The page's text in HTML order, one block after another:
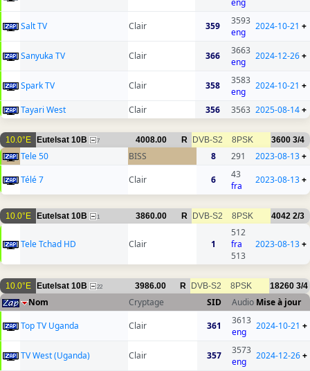
Salt TV Clair 359
3593
eng
2024-10-21 +
Sanyuka TV Clair 366
3663
eng
2024-12-26+
Spark TV Clair 358
3583
eng
2024-10-21 +
Tayari West Clair 356 3563 2025-08-14+
10.0°E Eutelsat 10B 7 4008.00 R DVB-S2 8PSK 3600 3/4
Tele 50 BISS 8 291 2023-08-13+
Télé 7
Clair 6
43
fra
2023-08-13+
10.0°E Eutelsat 10B 1 3860.00 R DVB-S2 8PSK 4042 2/3
Tele Tchad HD Clair 1
512
fra
513
2023-08-13+
10.0°E Eutelsat 10B 22 3986.00 R DVB-S2 8PSK 18260 3/4
Nom Cryptage SID Audio Mise à jour
Top TV Uganda
Clair 361
3613
eng
2024-10-21 +
TV West (Uganda) Clair 357
3573
eng
2024-12-26+